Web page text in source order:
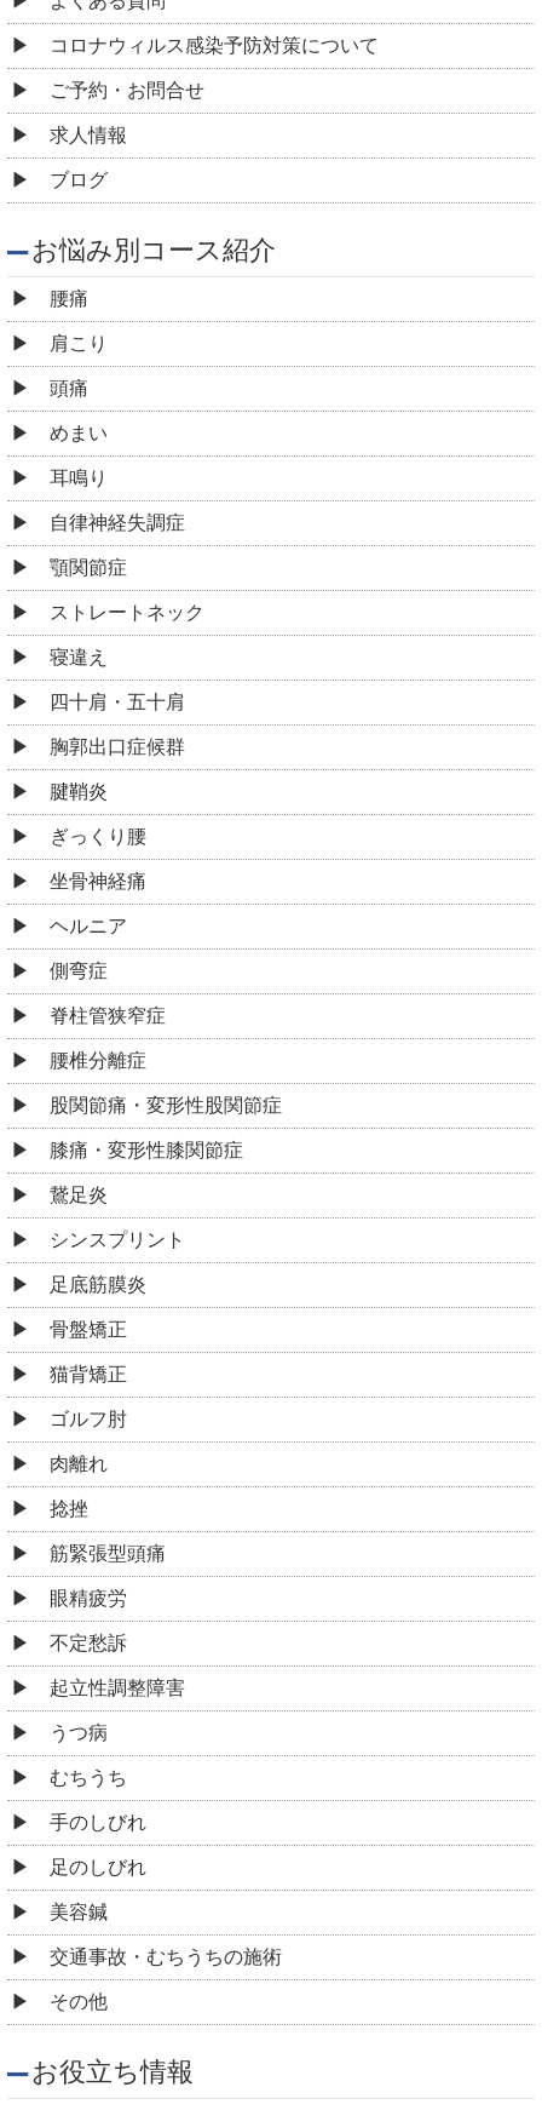
コロナウィルス感染予防対策について
ご予約・お問合せ
求人情報
ブログ
お悩み別コース紹介
腰痛
肩こり
頭痛
めまい
耳鳴り
自律神経失調症
顎関節症
ストレートネック
寝違え
四十肩・五十肩
胸郭出口症候群
腱鞘炎
ぎっくり腰
坐骨神経痛
ヘルニア
側弯症
脊柱管狭窄症
腰椎分離症
股関節痛・変形性股関節症
膝痛・変形性膝関節症
鵞足炎
シンスプリント
足底筋膜炎
骨盤矯正
猫背矯正
ゴルフ肘
肉離れ
捻挫
筋緊張型頭痛
眼精疲労
不定愁訴
起立性調整障害
うつ病
むちうち
手のしびれ
足のしびれ
美容鍼
交通事故・むちうちの施術
その他
お役立ち情報